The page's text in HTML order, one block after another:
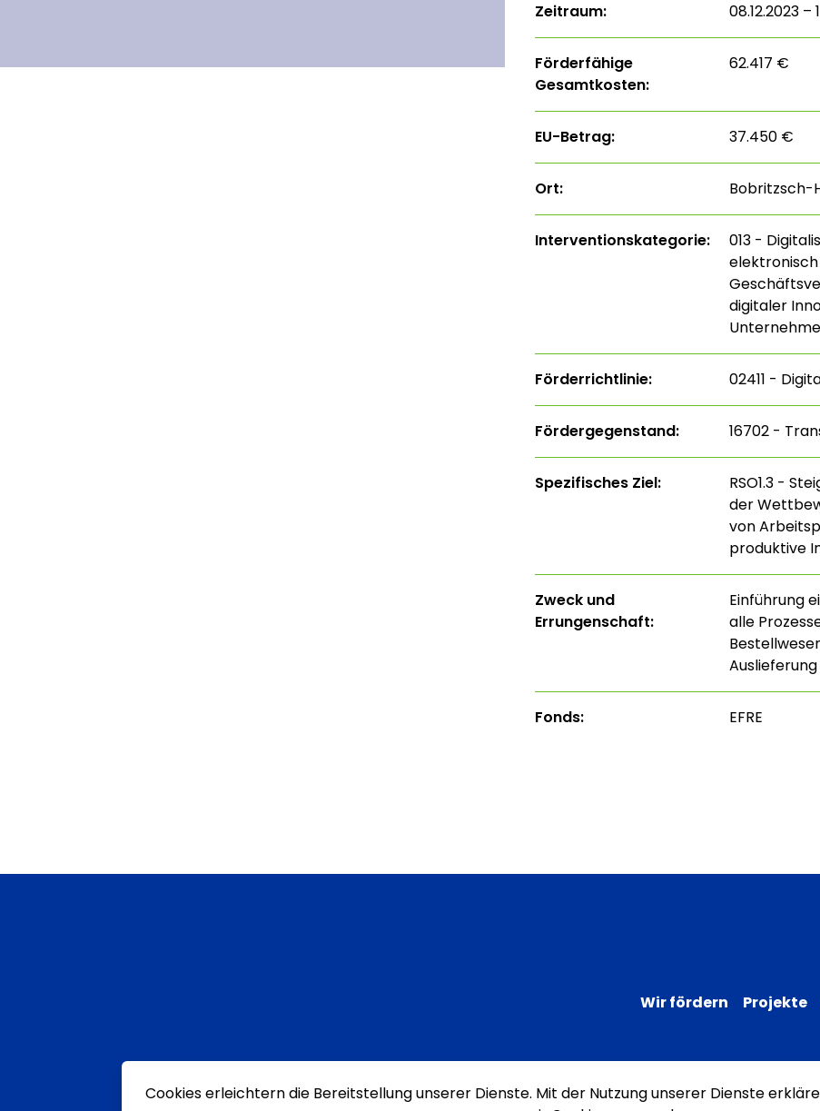
Zeitraum: 08.12.2023 –
Förderfähige
Gesamtkosten:
62.417 €
EU-Betrag: 37.450 €
Ort: Bobritzsch-
Interventions­kategorie:
013 -
digitaler
Förderrichtlinie: 02411 -
Fördergegenstand: 16702 -
Spezifisches Ziel:
RSO1.3 -
der
von
produktive
Zweck und
Errungenschaft:
Einführung
alle
Fonds: EFRE
Wir fördern Projekte
Impressum Datenschutz
Cookies erleichtern die Bereitstellung unserer Dienste. Mit der Nutzung unserer Dienste